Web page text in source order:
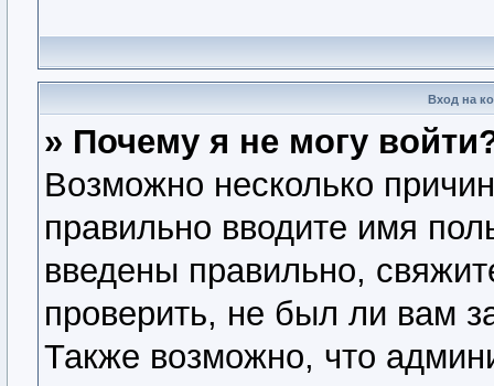
Вход на
» Почему я не могу
Возможно несколько
правильно вводите имя
введены правильно,
проверить, не был ли вам
Также возможно, что